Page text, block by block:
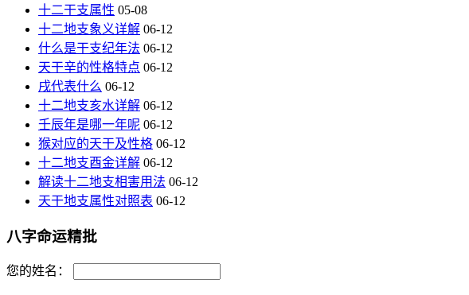
十二干支属性 05-08
十二地支象义详解 06-12
什么是干支纪年法 06-12
天干辛的性格特点 06-12
戌代表什么 06-12
十二地支亥水详解 06-12
壬辰年是哪一年呢 06-12
猴对应的天干及性格 06-12
十二地支酉金详解 06-12
解读十二地支相害用法 06-12
天干地支属性对照表 06-12
八字命运精批
您的姓名：